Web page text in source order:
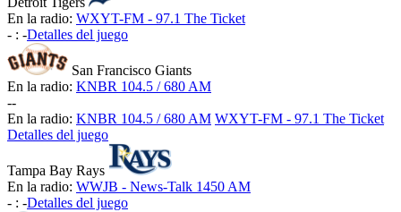
En la radio: WXYT-FM - 97.1 The Ticket
- : -Detalles del juego
San Francisco Giants
En la radio: KNBR 104.5 / 680 AM
--
En la radio: KNBR 104.5 / 680 AM WXYT-FM - 97.1 The Ticket
Detalles del juego
Tampa Bay Rays
En la radio: WWJB - News-Talk 1450 AM
- : -Detalles del juego